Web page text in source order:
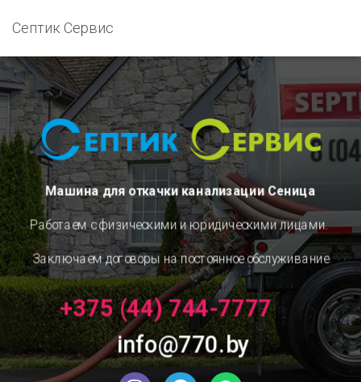
Септик Сервис
Машина для откачки канализации Сеница
Работаем с физическими и юридическими лицами.
Заключаем договоры на постоянное обслуживание
+375 (44) 744-7777
info@770.by